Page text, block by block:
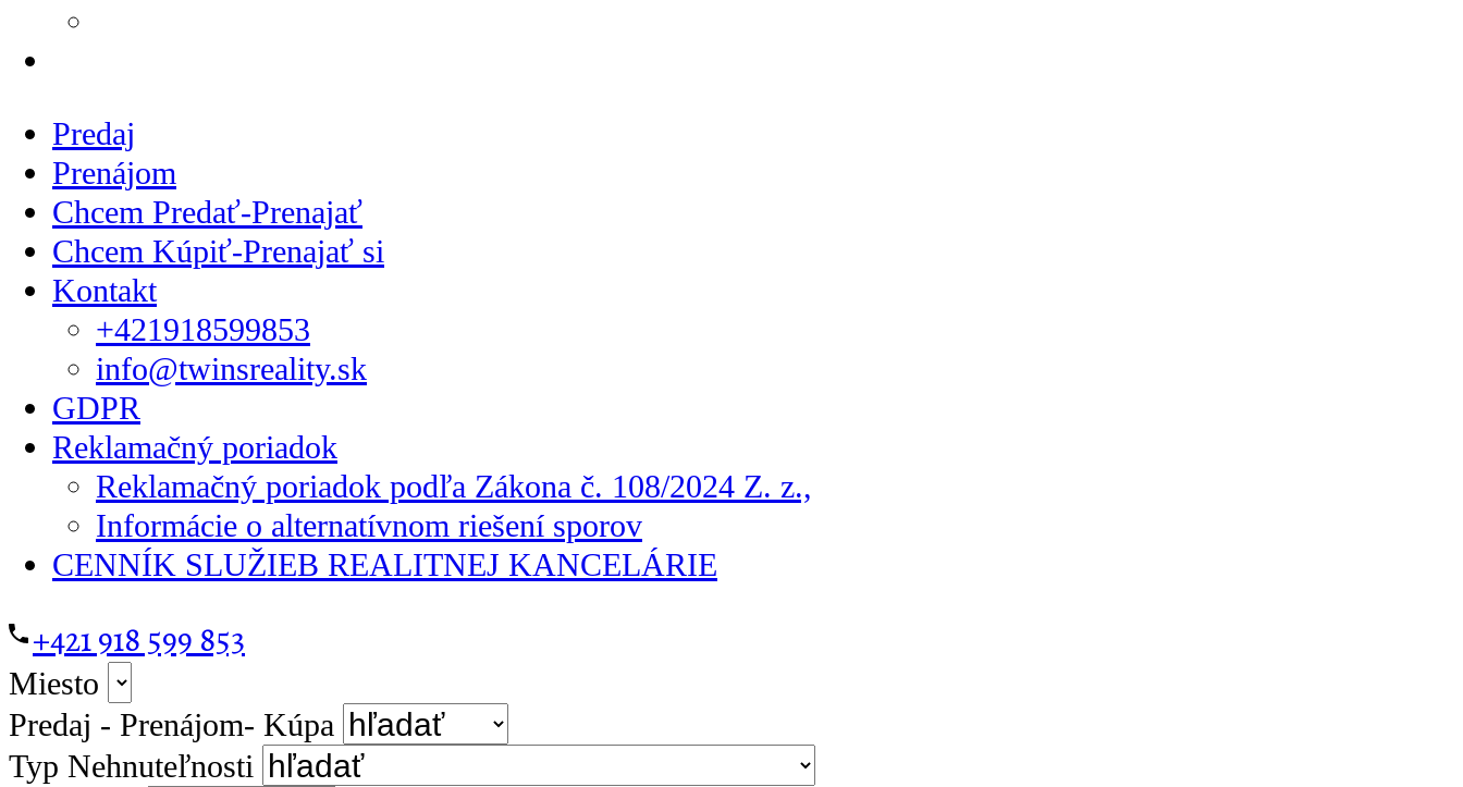
Predaj
Prenájom
Chcem Predať-Prenajať
Chcem Kúpiť-Prenajať si
Kontakt
+421918599853
info@twinsreality.sk
GDPR
Reklamačný poriadok
Reklamačný poriadok podľa Zákona č. 108/2024 Z. z.,
Informácie o alternatívnom riešení sporov
CENNÍK SLUŽIEB REALITNEJ KANCELÁRIE
+421 918 599 853
Miesto
Predaj - Prenájom- Kúpa
Typ Nehnuteľnosti